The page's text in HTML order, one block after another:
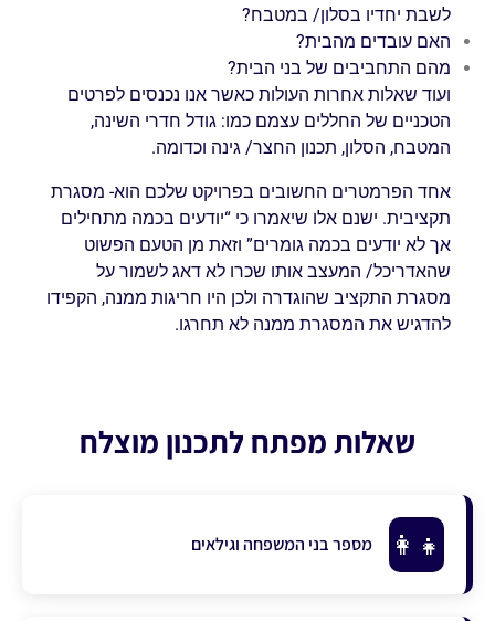
לשבת יחדיו בסלון/ במטבח?
האם עובדים מהבית?
מהם התחביבים של בני הבית?
ועוד שאלות אחרות העולות כאשר אנו נכנסים לפרטים
הטכניים של החללים עצמם כמו: גודל חדרי השינה,
המטבח, הסלון, תכנון החצר/ גינה וכדומה.
אחד הפרמטרים החשובים בפרויקט שלכם הוא- מסגרת
תקציבית. ישנם אלו שיאמרו כי “יודעים בכמה מתחילים
אך לא יודעים בכמה גומרים” וזאת מן הטעם הפשוט
שהאדריכל/ המעצב אותו שכרו לא דאג לשמור על
מסגרת התקציב שהוגדרה ולכן היו חריגות ממנה, הקפידו
להדגיש את המסגרת ממנה לא תחרגו.
שאלות מפתח לתכנון מוצלח
👨‍👩‍👧‍👦מספר בני המשפחה וגילאים